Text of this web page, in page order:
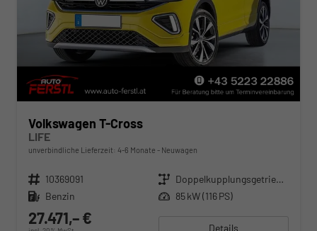
Volkswagen T-Cross
LIFE
unverbindliche Lieferzeit: 4-6 Monate Neuwagen
Fahrzeugnr. 10369091 Getriebe
Doppelkupplungsgetriebe (DSG)
Kraftstoff Benzin Leistung 85 kW (116 PS)
27.471,– €
Details